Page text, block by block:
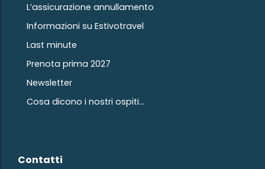
L’assicurazione annullamento
Informazioni su Estivotravel
Last minute
Prenota prima 2027
Newsletter
Cosa dicono i nostri ospiti...
Contatti